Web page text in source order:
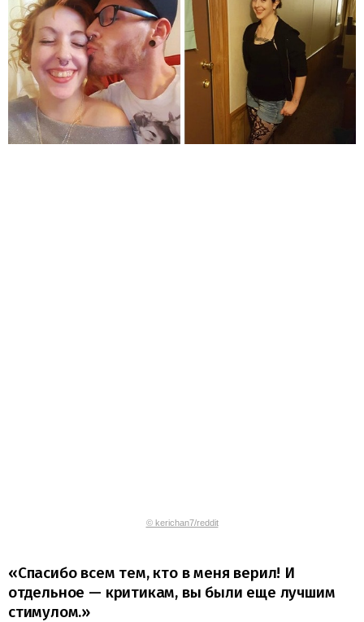
© kerichan7/reddit
«Спасибо всем тем, кто в меня верил! И
отдельное — критикам, вы были еще лучшим
стимулом.»